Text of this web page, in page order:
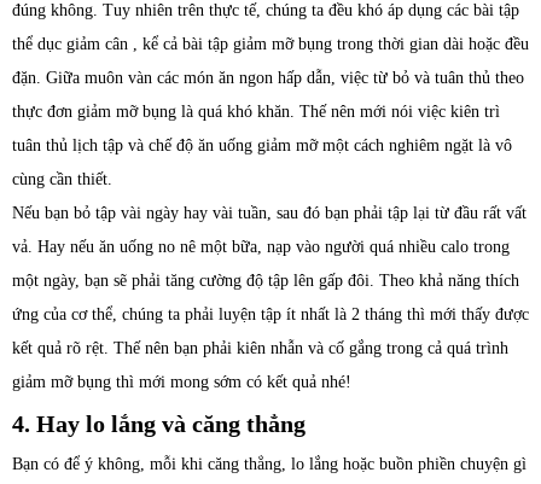
đúng không. Tuy nhiên trên thực tế, chúng ta đều khó áp dụng các bài tập
thể dục giảm cân , kể cả bài tập giảm mỡ bụng trong thời gian dài hoặc đều
đặn. Giữa muôn vàn các món ăn ngon hấp dẫn, việc từ bỏ và tuân thủ theo
thực đơn giảm mỡ bụng là quá khó khăn. Thế nên mới nói việc kiên trì
tuân thủ lịch tập và chế độ ăn uống giảm mỡ một cách nghiêm ngặt là vô
cùng cần thiết.
Nếu bạn bỏ tập vài ngày hay vài tuần, sau đó bạn phải tập lại từ đầu rất vất
vả. Hay nếu ăn uống no nê một bữa, nạp vào người quá nhiều calo trong
một ngày, bạn sẽ phải tăng cường độ tập lên gấp đôi. Theo khả năng thích
ứng của cơ thể, chúng ta phải luyện tập ít nhất là 2 tháng thì mới thấy được
kết quả rõ rệt. Thế nên bạn phải kiên nhẫn và cố gắng trong cả quá trình
giảm mỡ bụng thì mới mong sớm có kết quả nhé!
4. Hay lo lắng và căng thẳng
Bạn có để ý không, mỗi khi căng thẳng, lo lắng hoặc buồn phiền chuyện gì